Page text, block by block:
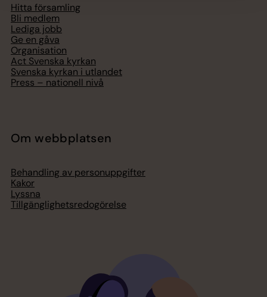
Hitta församling
Bli medlem
Lediga jobb
Ge en gåva
Organisation
Act Svenska kyrkan
Svenska kyrkan i utlandet
Press – nationell nivå
Om webbplatsen
Behandling av personuppgifter
Kakor
Lyssna
Tillgänglighetsredogörelse